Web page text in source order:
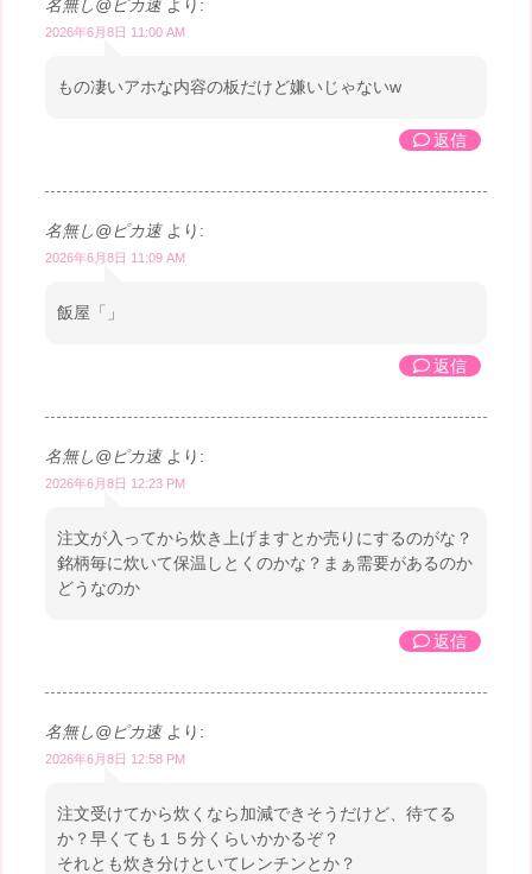
名無し@ピカ速 より:
2026年6月8日 11:00 AM
もの凄いアホな内容の板だけど嫌いじゃないw
返信
名無し@ピカ速 より:
2026年6月8日 11:09 AM
飯屋「」
返信
名無し@ピカ速 より:
2026年6月8日 12:23 PM
注文が入ってから炊き上げますとか売りにするのがな？
銘柄毎に炊いて保温しとくのかな？まぁ需要があるのか
どうなのか
返信
名無し@ピカ速 より:
2026年6月8日 12:58 PM
注文受けてから炊くなら加減できそうだけど、待てる
か？早くても１５分くらいかかるぞ？
それとも炊き分けといてレンチンとか？